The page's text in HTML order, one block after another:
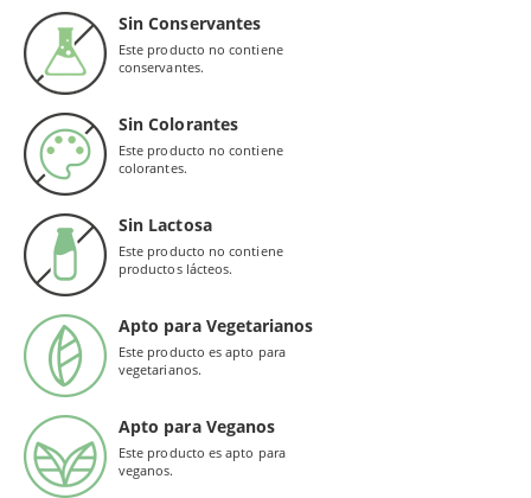
Sin Conservantes
Este producto no contiene
conservantes.
Sin Colorantes
Este producto no contiene
colorantes.
Sin Lactosa
Este producto no contiene
productos lácteos.
Apto para Vegetarianos
Este producto es apto para
vegetarianos.
Apto para Veganos
Este producto es apto para
veganos.